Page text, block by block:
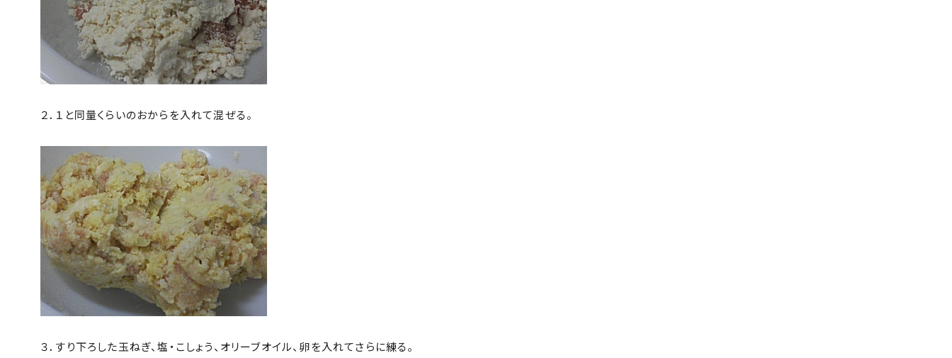
２．１と同量くらいのおからを入れて混ぜる。
３．すり下ろした玉ねぎ、塩・こしょう、オリーブオイル、卵を入れてさらに練る。